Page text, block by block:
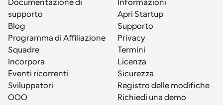
Documentazione di
supporto
Blog
Programma di Affiliazione
Squadre
Incorpora
Eventi ricorrenti
Sviluppatori
OOO
Informazioni
Apri Startup
Supporto
Privacy
Termini
Licenza
Sicurezza
Registro delle modifiche
Richiedi una demo